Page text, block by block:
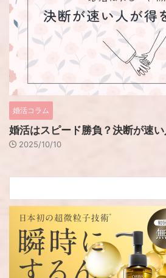
婚活コラム
婚活はスピード勝負？決断が速
2025/10/10